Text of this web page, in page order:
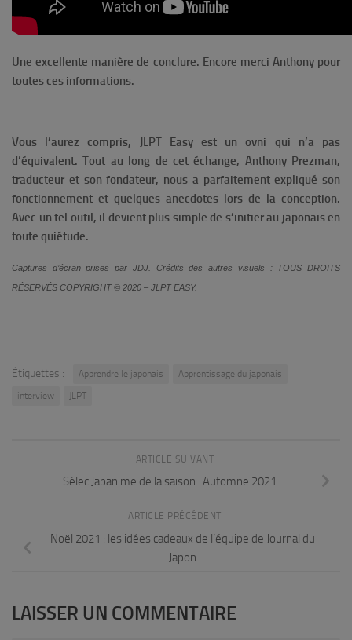
Une excellente manière de conclure. Encore merci Anthony pour
toutes ces informations.
Vous l’aurez compris, JLPT Easy est un ovni qui n’a pas
d’équivalent. Tout au long de cet échange, Anthony Prezman,
traducteur et son fondateur, nous a parfaitement expliqué son
fonctionnement et quelques anecdotes lors de la conception.
Avec un tel outil, il devient plus simple de s’initier au japonais en
toute quiétude.
Captures d’écran prises par JDJ. Crédits des autres visuels : TOUS DROITS
RÉSERVÉS COPYRIGHT © 2020 – JLPT EASY.
Étiquettes : Apprendre le japonais
Apprentissage du japonais
interview
JLPT
ARTICLE SUIVANT
Sélec Japanime de la saison : Automne 2021
ARTICLE PRÉCÉDENT
Noël 2021 : les idées cadeaux de l’équipe de Journal du
Japon
LAISSER UN COMMENTAIRE